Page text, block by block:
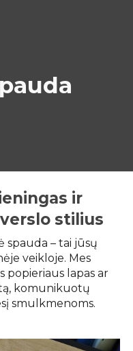
ir
stilius
spauda – tai jūsų
veikloje. Mes
popieriaus lapas ar
komunikuotų
smulkmenoms.